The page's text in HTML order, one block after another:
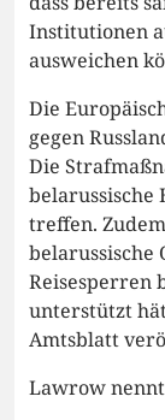
Institutionen
ausweichen
Die
gegen
Die
belarussische
treffen.
belarussische
Reisesperren
unterstützt
Amtsblatt
Lawrow